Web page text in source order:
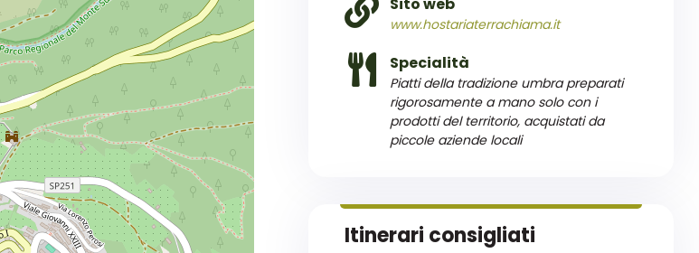
www.hostariaterrachiama.it
Specialità
Piatti della tradizione umbra preparati
rigorosamente a mano solo con i
prodotti del territorio, acquistati da
piccole aziende locali
Itinerari consigliati